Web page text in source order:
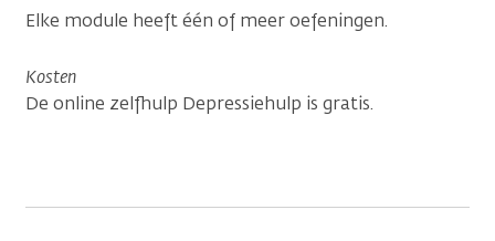
Elke module heeft één of meer oefeningen.
Kosten
De online zelfhulp Depressiehulp is gratis.